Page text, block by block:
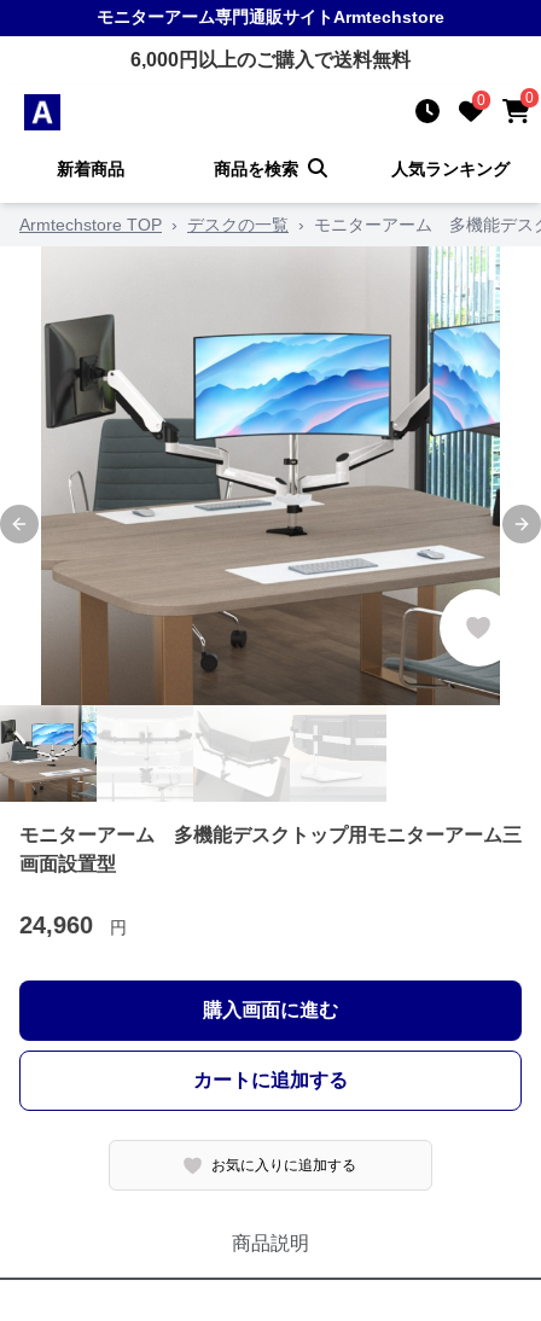
モニターアーム専門通販サイトArmtechstore
6,000円以上のご購入で送料無料
0 0
新着商品 商品を検索 人気ランキング
Armtechstore TOP › デスクの一覧 › モニターアーム 多機能デス
Previous slide
モニターアーム 多機能デスクトップ用モニターアーム三
画面設置型
24,960 円
購入画面に進む
カートに追加する
お気に入りに追加する
商品説明